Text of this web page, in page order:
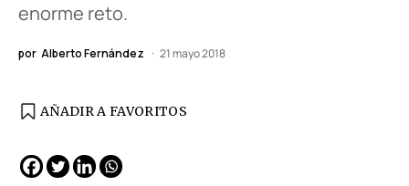
enorme reto.
por Alberto Fernández 21 mayo 2018
AÑADIR A FAVORITOS